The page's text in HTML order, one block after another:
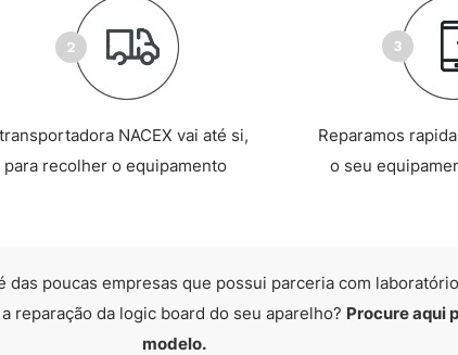
NACEX vai até si,
para recolher o equipamento
Reparamos
o seu
das poucas empresas que possui parceria com
reparação da logic board do seu aparelho? Procure aqui
modelo.